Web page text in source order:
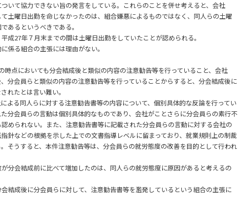
いて協力できない旨の発言をしている。これらのことを併せ考えると、会社
土曜日出勤を命じなかったのは、組合嫌悪によるものではなく、同人らの土曜
あるというべきである。
成27年７月末までの間は土曜日出勤をしていたことが認められる。
係る組合の主張には理由がない。
点においても分会結成後と類似の内容の注意勧告等を行っていること、会社
分会員らと類似の内容の注意勧告等を行っていることからすると、分会結成後に
れたとは言い難い。
よる同人らに対する注意勧告書等の内容について、個別具体的な反論を行ってい
分会員らの言動は個別具体的なものであり、会社がことさらに分会員らの素行不
められない。また、注意勧告書等に記載された分会員らの言動に対する会社の
針などの根拠を示した上での文書指導レベルに留まっており、就業規則上の制裁
そうすると、本件注意勧告等は、分会員らの就労態度の改善を目的として行われ
分会結成前に比べて増加したのは、同人らの就労態度に原因があると考えるの
結成後に分会員らに対して、注意勧告書等を濫発しているという組合の主張に